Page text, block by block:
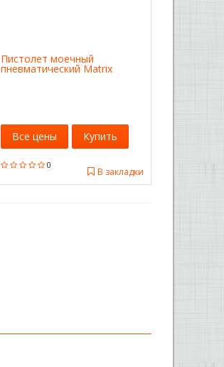
Пистолет моечный
пневматический Matrix
0
В закладки
Все цены Купить